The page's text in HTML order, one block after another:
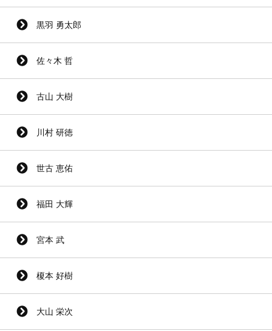
黒羽 勇太郎
佐々木 哲
古山 大樹
川村 研徳
世古 恵佑
福田 大輝
宮本 武
榎本 好樹
大山 栄次